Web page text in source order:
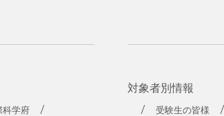
科学府
対象者別情報
受験生の皆様